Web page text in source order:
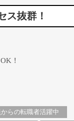
抜群！
！
らの転職者活躍中